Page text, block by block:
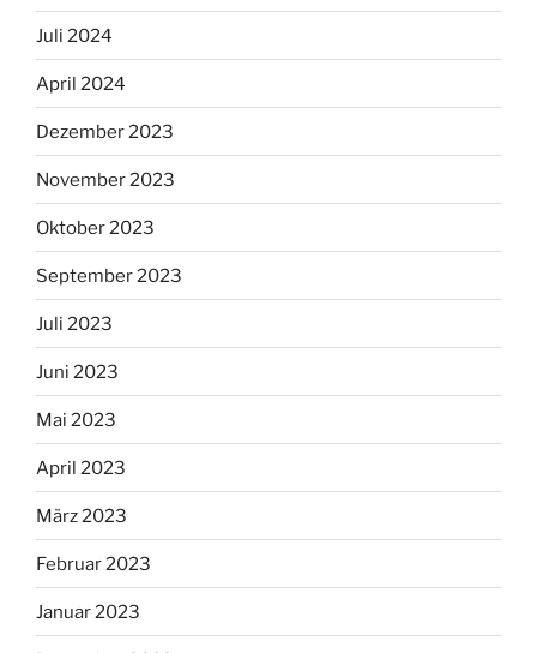
Juli 2024
April 2024
Dezember 2023
November 2023
Oktober 2023
September 2023
Juli 2023
Juni 2023
Mai 2023
April 2023
März 2023
Februar 2023
Januar 2023